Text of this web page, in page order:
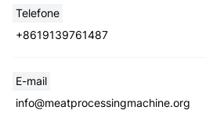
Telefone
+8619139761487
E-mail
info@meatprocessingmachine.org